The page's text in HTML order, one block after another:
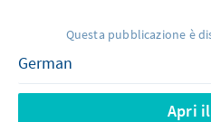
Questa pubblicazione è
Apri